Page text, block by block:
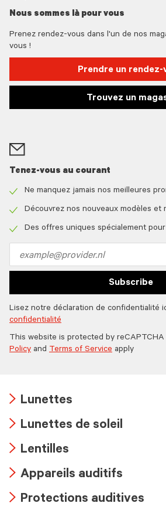
Nous sommes là pour vous
Prenez rendez-vous dans l'un de nos
vous !
Prendre un rendez-
Trouvez un
Tenez-vous au courant
icon
Ne manquez jamais nos meilleures
icon
Découvrez nos nouveaux modèles et
Des offres uniques spécialement
address
Subscribe
Lisez notre déclaration de confidentialité
confidentialité
This website is protected by
Policy and Terms of Service apply
icon
Lunettes
icon
Lunettes de soleil
icon
Lentilles
icon
Appareils auditifs
Protections auditives